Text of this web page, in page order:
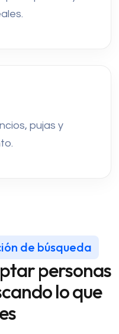
pujas y
de búsqueda
personas
lo que